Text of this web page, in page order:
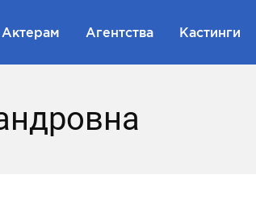
Актерам Агентства Кастинги